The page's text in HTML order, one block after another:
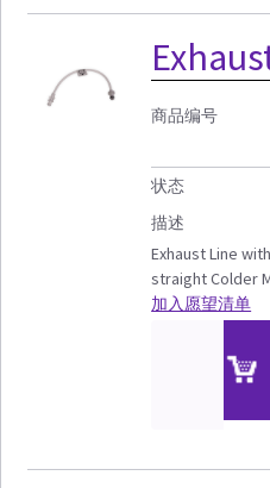
商品编号
状态
描述
Exhaust Line
straight Colder
加入愿望清单